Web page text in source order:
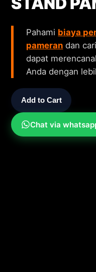
Pahami biaya
pameran dan
dapat
Anda dengan
Add to Cart
Chat via